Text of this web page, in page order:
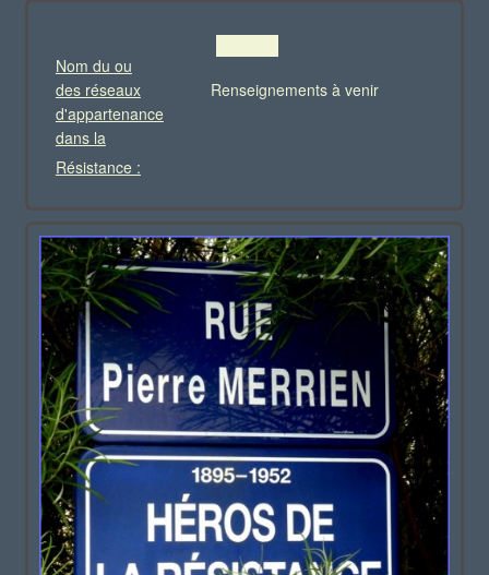
Nom du ou
des réseaux
d'appartenance
dans la
Résistance :
Renseignements à venir